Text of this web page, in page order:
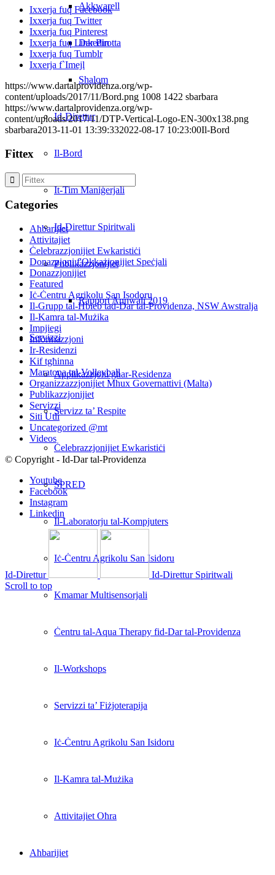
Akkwarell
Dar Pirotta
Shalom
Id-Direttur
Il-Bord
It-Tim Maniġerjali
Id-Direttur Spiritwali
Publikazzjonijiet
Rapport Annwali 2019
Servizzi
Applikazzjoni għar-Residenza
Servizz ta’ Respite
Ċelebrazzjonijiet Ewkaristiċi
SPRED
Il-Laboratorju tal-Kompjuters
Iċ-Ċentru Agrikolu San Isidoru
Kmamar Multisensorjali
Ċentru tal-Aqua Therapy fid-Dar tal-Providenza
Il-Workshops
Servizzi ta’ Fiżjoterapija
Iċ-Ċentru Agrikolu San Isidoru
Il-Kamra tal-Mużika
Attivitajiet Oħra
Aħbarijiet
Ixxerja fuq Facebook
Ixxerja fuq Twitter
Ixxerja fuq Pinterest
Ixxerja fuq Linkedin
Ixxerja fuq Tumblr
Ixxerja f`Imejl
https://www.dartalprovidenza.org/wp-
content/uploads/2017/11/Bord.png 1008 1422 sbarbara
https://www.dartalprovidenza.org/wp-
content/uploads/2017/11/DTP-Vertical-Logo-EN-300x138.png
sbarbara2013-11-01 13:39:332022-08-17 10:23:00Il-Bord
Fittex
Categories
Aħbarijiet
Attivitajiet
Ċelebrazzjonijiet Ewkaristiċi
Donazzjoni f'Okkażjonijiet Speċjali
Donazzjonijiet
Featured
Iċ-Ċentru Agrikolu San Isodoru
Il-Grupp tal-Ħbieb tad-Dar tal-Providenza, NSW Awstralja
Il-Kamra tal-Mużika
Impjiegi
Informazzjoni
Ir-Residenzi
Kif tgħinna
Maratona tal-Volleyball
Organizzazzjonijiet Mhux Governattivi (Malta)
Publikazzjonijiet
Servizzi
Siti Utli
Uncategorized @mt
Videos
© Copyright - Id-Dar tal-Providenza
Youtube
Facebook
Instagram
Linkedin
Id-Direttur
Id-Direttur Spiritwali
Scroll to top